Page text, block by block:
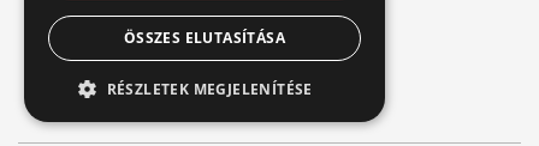
ÖSSZES ELUTASÍTÁSA
RÉSZLETEK MEGJELENÍTÉSE